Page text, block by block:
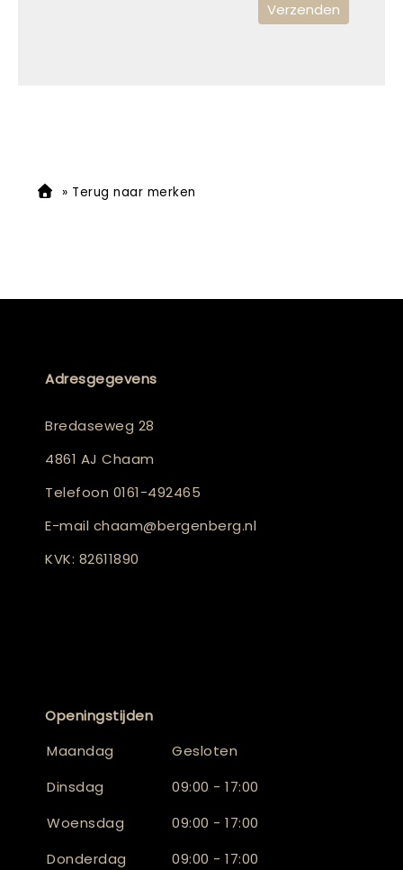
» Terug naar merken
Adresgegevens
Bredaseweg 28
4861 AJ Chaam
Telefoon 0161-492465
E-mail chaam@bergenberg.nl
KVK: 82611890
Openingstijden
Maandag
Gesloten
Dinsdag
09:00 - 17:00
Woensdag
09:00 - 17:00
Donderdag
09:00 - 17:00